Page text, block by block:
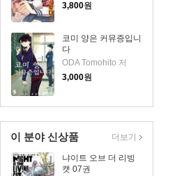
3,800원
코미 양은 커뮤증입니
다
ODA Tomohito 저
3,000원
이 분야 신상품
냐이트 오브 더 리빙
캣 07권
더보기